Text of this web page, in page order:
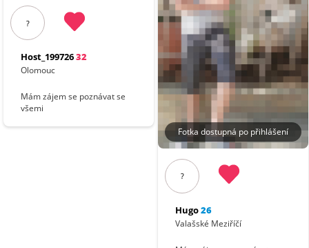
?
Host_19972632
Olomouc
Mám zájem se poznávat se
všemi
Fotka dostupná po přihlášení
?
Hugo26
Valašské Meziříčí